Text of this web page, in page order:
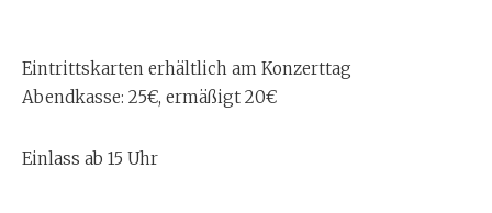
Eintrittskarten erhältlich am Konzerttag
Abendkasse: 25€, ermäßigt 20€
Einlass ab 15 Uhr